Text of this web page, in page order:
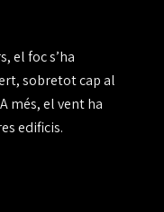
el foc s’ha
, sobretot cap al
més,el vent ha
edificis.